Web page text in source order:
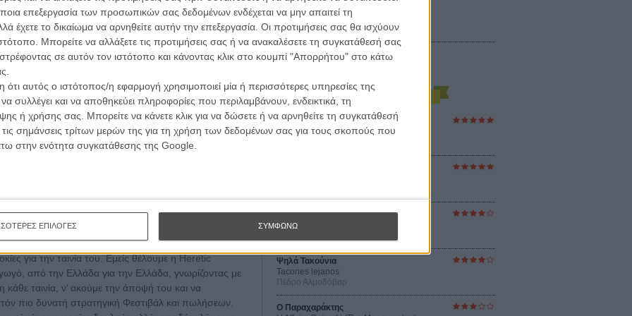
επεξεργασία των προσωπικών σας δεδομένων ενδέχεται να μην απαιτεί τη
έχετε το δικαίωμα να αρνηθείτε αυτήν την επεξεργασία. Οι προτιμήσεις σας θα ισχύουν
Μπορείτε να αλλάξετε τις προτιμήσεις σας ή να ανακαλέσετε τη συγκατάθεσή σας
σε αυτόν τον ιστότοπο και κάνοντας κλικ στο κουμπί "Απορρήτου" στο κάτω
αυτός ο ιστότοπος/η εφαρμογή χρησιμοποιεί μία ή περισσότερες υπηρεσίες της
συλλέγει και να αποθηκεύει πληροφορίες που περιλαμβάνουν, ενδεικτικά, τη
ή χρήσης σας. Μπορείτε να κάνετε κλικ για να δώσετε ή να αρνηθείτε τη συγκατάθεσή
σημάνσεις τρίτων μερών της για τη χρήση των δεδομένων σας για τους σκοπούς που
στην ενότητα συγκατάθεσης της Google.
ΕΠΙΛΟΓΕΣ ΣΥΜΦΩΝΩ
Κοντοβράκης συνεργάζονται σ’ αυτήν τους
Υπεύθυνη Φεστιβάλ και Πωλήσεων, η οποία φέρνει
με τη γαλλική
Eye on Films , όπου διαχειρίστηκε με
τους με τα Φεστιβάλ και τις διεθνείς αγορές, από το
Smiling Faces» του Ντάνιελ Καρμπόουν
της χώρες μοιράζονται την έμπνευση και το
πλευράς της Ευρώπης στην παγκόσμια
θα μεταχειριστεί projects από την Ελλάδα, τη
το Μαυροβούνιο, τη Βοσνία Ερζεγοβίνη, το
την Τουρκία και την Κύπρο και τις σχέσεις
την κινηματογραφική και την εναλλακτική
τις προθέσεις της Heretic Outreach για την
λογικό κάθε Ελληνας σκηνοθέτης και
για την ταινία του. Εμείς θέλουμε η Heretic
από την Ελλάδα για την Ελλάδα, γνωρίζοντας με
κάθε ταινία, ν’ ακούμε την άποψή του και να
πιο δυνατή στρατηγική Φεστιβάλ και πωλήσεων.
Οι Αρμονίες Βερκμάιστερ
Werckmeister Harmonies
Οδύσσεια
The Odyssey
Ψηλά Τακούνια
Tacones lejanos
Πέδρο Αλμοδόβαρ
Ο Παραχαράκτης